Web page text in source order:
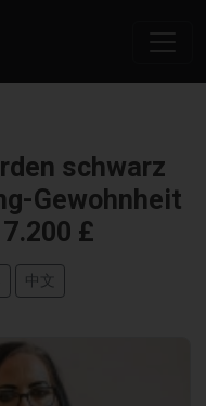
schwarz
Gewohnheit
£
中文